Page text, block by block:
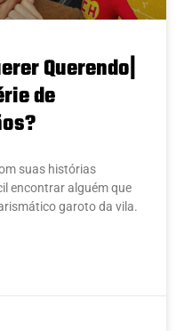
Querendo|
de
suas histórias
encontrar alguém que
garoto da vila.